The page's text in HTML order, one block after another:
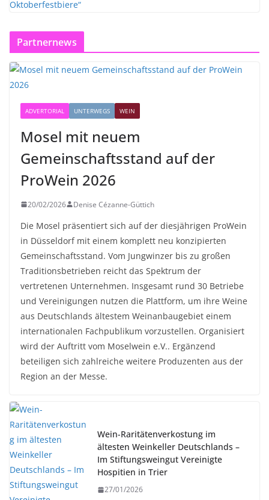
Partnernews
ADVERTORIAL UNTERWEGS WEIN
Mosel mit neuem
Gemeinschaftsstand auf der
ProWein 2026
20/02/2026 Denise Cézanne-Güttich
Die Mosel präsentiert sich auf der diesjährigen ProWein
in Düsseldorf mit einem komplett neu konzipierten
Gemeinschaftsstand. Vom Jungwinzer bis zu großen
Traditionsbetrieben reicht das Spektrum der
vertretenen Unternehmen. Insgesamt rund 30 Betriebe
und Vereinigungen nutzen die Plattform, um ihre Weine
aus Deutschlands ältestem Weinanbaugebiet einem
internationalen Fachpublikum vorzustellen. Organisiert
wird der Auftritt vom Moselwein e.V.. Ergänzend
beteiligen sich zahlreiche weitere Produzenten aus der
Region an der Messe.
Wein-Raritätenverkostung im
ältesten Weinkeller Deutschlands –
Im Stiftungsweingut Vereinigte
Hospitien in Trier
27/01/2026